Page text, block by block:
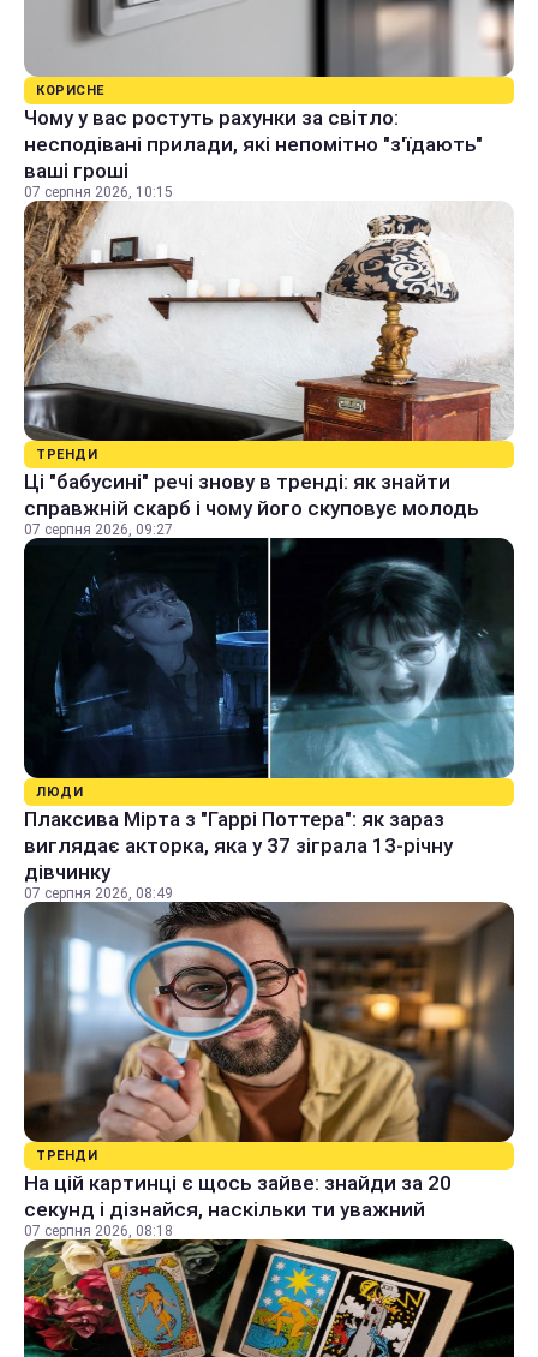
КОРИСНЕ
Чому у вас ростуть рахунки за світло:
несподівані прилади, які непомітно "з'їдають"
ваші гроші
07 серпня 2026, 10:15
ТРЕНДИ
Ці "бабусині" речі знову в тренді: як знайти
справжній скарб і чому його скуповує молодь
07 серпня 2026, 09:27
ЛЮДИ
Плаксива Мірта з "Гаррі Поттера": як зараз
виглядає акторка, яка у 37 зіграла 13-річну
дівчинку
07 серпня 2026, 08:49
ТРЕНДИ
На цій картинці є щось зайве: знайди за 20
секунд і дізнайся, наскільки ти уважний
07 серпня 2026, 08:18